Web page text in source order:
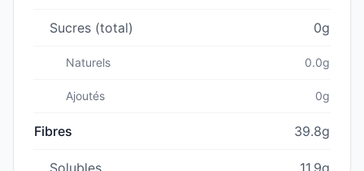
Sucres (total) 0g
Naturels 0.0g
Ajoutés 0g
Fibres 39.8g
Solubles 11.9g